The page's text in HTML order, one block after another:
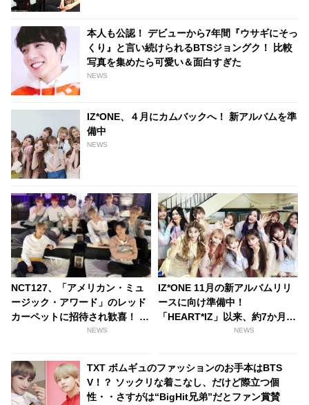
本人も公認！ デビューから7年間『ウサギにそっ
くり』と言い続けられるBTSジョングク！ 比較
写真を集めたら可愛い＆面白すぎた
NEWS
IZ*ONE、４月にカムバックへ！ 新アルバムを準
備中
NEWS
NCT127、「アメリカン・ミュ
ージック・アワード」のレッド
カーペットに招待され歓喜！ 米
人気トークショーにも出演へ
NEWS
IZ*ONE 11月の新アルバムリリ
ースに向け準備中！
「HEART*IZ」以来、約7か月ぶ
りのカムバックへNEWS
TXT ボムギュのファッションのお手本はBTS
V！？ ソックリな着こなし、だけど際立つ個
性・・さすがは“BigHit兄弟”だとファン賞賛